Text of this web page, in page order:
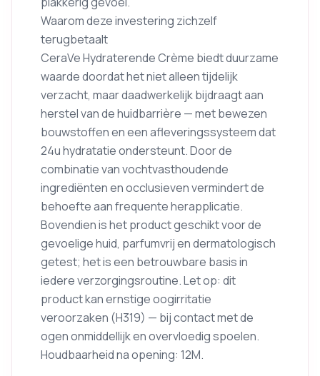
Waarom deze investering zichzelf
terugbetaalt
CeraVe Hydraterende Crème biedt duurzame
waarde doordat het niet alleen tijdelijk
verzacht, maar daadwerkelijk bijdraagt aan
herstel van de huidbarrière — met bewezen
bouwstoffen en een afleveringssysteem dat
24u hydratatie ondersteunt. Door de
combinatie van vochtvasthoudende
ingrediënten en occlusieven vermindert de
behoefte aan frequente herapplicatie.
Bovendien is het product geschikt voor de
gevoelige huid, parfumvrij en dermatologisch
getest; het is een betrouwbare basis in
iedere verzorgingsroutine. Let op: dit
product kan ernstige oogirritatie
veroorzaken (H319) — bij contact met de
ogen onmiddellijk en overvloedig spoelen.
Houdbaarheid na opening: 12M.